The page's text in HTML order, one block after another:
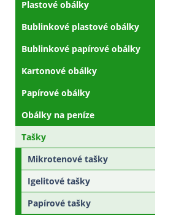
Plastové obálky
Bublinkové plastové obálky
Bublinkové papírové obálky
Kartonové obálky
Papírové obálky
Obálky na peníze
Tašky
Mikrotenové tašky
Igelitové tašky
Papírové tašky